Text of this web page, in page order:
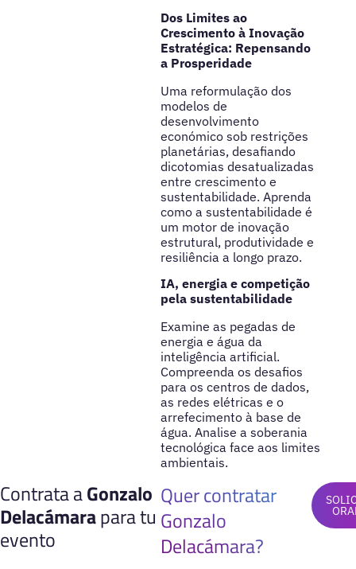
Dos Limites ao
Crescimento à Inovação
Estratégica: Repensando
a Prosperidade
Uma reformulação dos
modelos de
desenvolvimento
económico sob restrições
planetárias, desafiando
dicotomias desatualizadas
entre crescimento e
sustentabilidade. Aprenda
como a sustentabilidade é
um motor de inovação
estrutural, produtividade e
resiliência a longo prazo.
IA, energia e competição
pela sustentabilidade
Examine as pegadas de
energia e água da
inteligência artificial.
Compreenda os desafios
para os centros de dados,
as redes elétricas e o
arrefecimento à base de
água. Analise a soberania
tecnológica face aos limites
ambientais.
Contrata aGonzalo
Delacámarapara tu
evento
Quer contratar
Gonzalo
Delacámara?